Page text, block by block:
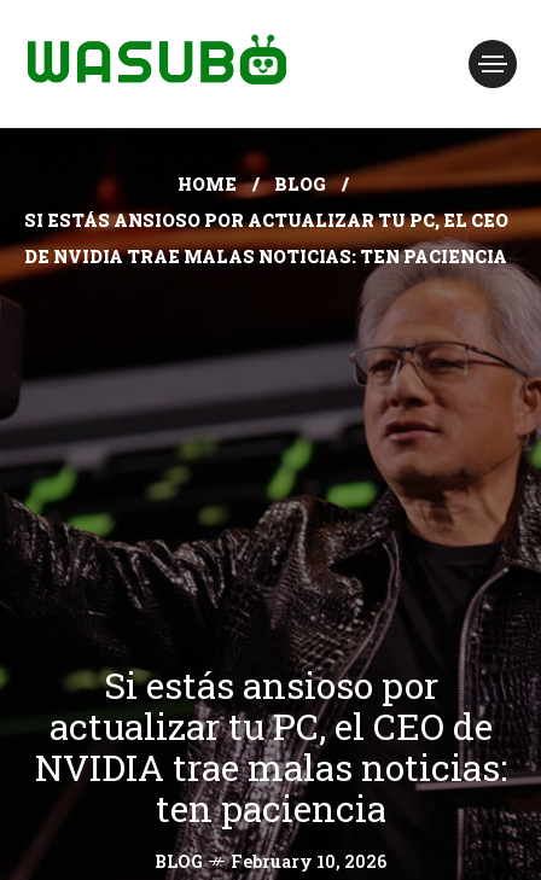
HOME
BLOG
SI ESTÁS ANSIOSO POR ACTUALIZAR TU PC, EL CEO
DE NVIDIA TRAE MALAS NOTICIAS: TEN PACIENCIA
Si estás ansioso por
actualizar tu PC, el CEO de
NVIDIA trae malas noticias:
ten paciencia
BLOG February 10, 2026